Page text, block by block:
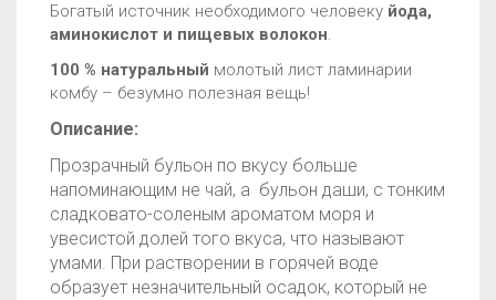
Богатый источник необходимого человеку йода,
аминокислот и пищевых волокон.
100 % натуральный молотый лист ламинарии
комбу – безумно полезная вещь!
Описание:
Прозрачный бульон по вкусу больше
напоминающим не чай, а бульон даши, с тонким
сладковато-соленым ароматом моря и
увесистой долей того вкуса, что называют
умами. При растворении в горячей воде
образует незначительный осадок, который не